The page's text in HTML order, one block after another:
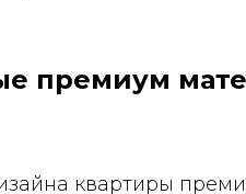
премиум
квартиры